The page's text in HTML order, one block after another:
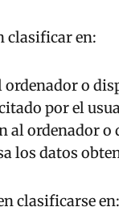
clasificar en:
ordenador o
por el
al ordenador
los datos
clasificarse en: